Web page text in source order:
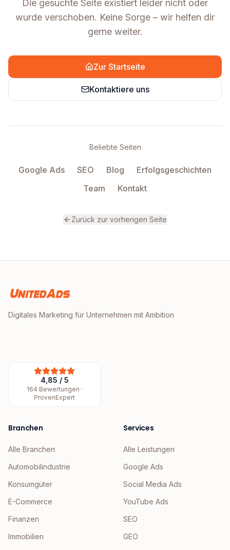
Die gesuchte Seite existiert leider nicht oder
wurde verschoben. Keine Sorge – wir helfen dir
gerne weiter.
Zur Startseite
Kontaktiere uns
Beliebte Seiten
Google Ads SEO Blog
Erfolgsgeschichten
Team
Kontakt
Zurück zur vorherigen Seite
Digitales Marketing für Unternehmen mit Ambition
4,85 / 5
164 Bewertungen ·
ProvenExpert
Branchen
Alle Branchen
Automobilindustrie
Konsumgüter
E-Commerce
Finanzen
Immobilien
Services
Alle Leistungen
Google Ads
Social Media Ads
YouTube Ads
SEO
GEO